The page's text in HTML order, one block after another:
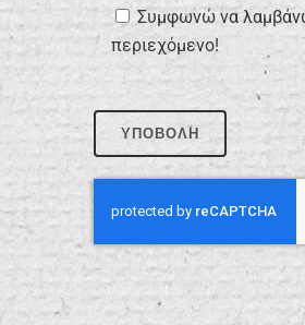
Συμφωνώ να
περιεχόμενο!